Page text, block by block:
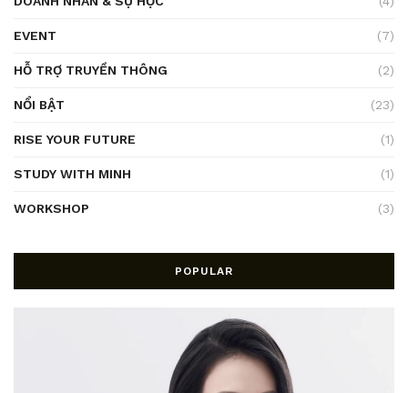
EVENT (7)
HỖ TRỢ TRUYỀN THÔNG (2)
NỔI BẬT (23)
RISE YOUR FUTURE (1)
STUDY WITH MINH (1)
WORKSHOP (3)
POPULAR